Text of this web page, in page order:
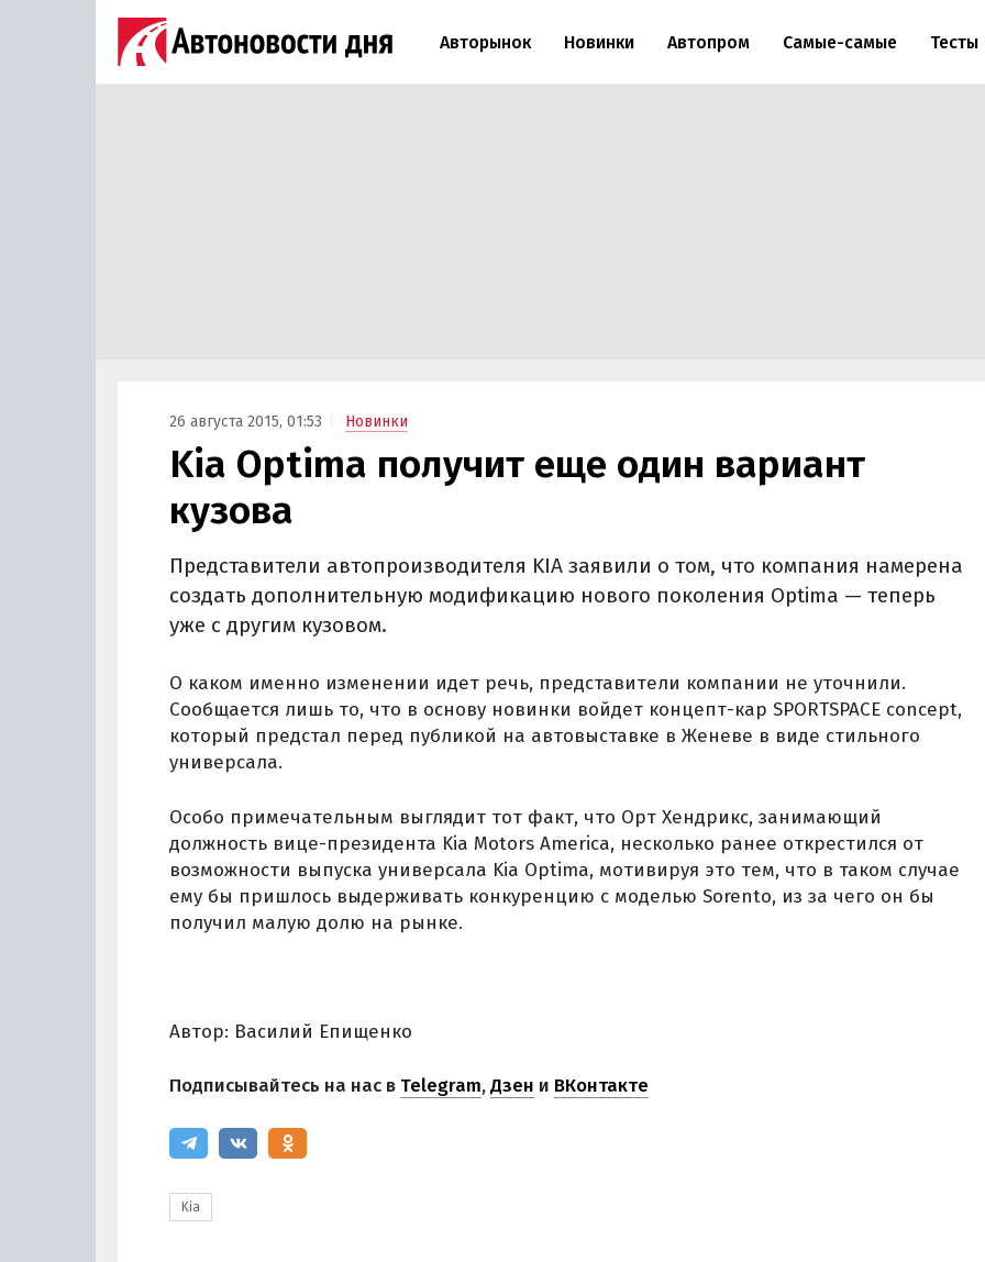
Авторынок Новинки Автопром Самые-самые Тесты
26 августа 2015, 01:53 Новинки
Kia Optima получит еще один вариант
кузова
Представители автопроизводителя KIA заявили о том, что компания намерена
создать дополнительную модификацию нового поколения Optima — теперь
уже с другим кузовом.
О каком именно изменении идет речь, представители компании не уточнили.
Сообщается лишь то, что в основу новинки войдет концепт-кар SPORTSPACE concept,
который предстал перед публикой на автовыставке в Женеве в виде стильного
универсала.
Особо примечательным выглядит тот факт, что Орт Хендрикс, занимающий
должность вице-президента Kia Motors America, несколько ранее открестился от
возможности выпуска универсала Kia Optima, мотивируя это тем, что в таком случае
ему бы пришлось выдерживать конкуренцию с моделью Sorento, из за чего он бы
получил малую долю на рынке.
Автор: Василий Епищенко
Подписывайтесь на нас в Telegram,Дзен и ВКонтакте
Kia